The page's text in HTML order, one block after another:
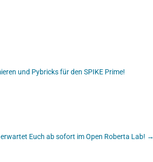
und Pybricks für den SPIKE Prime!
Euch ab sofort im Open Roberta Lab! →